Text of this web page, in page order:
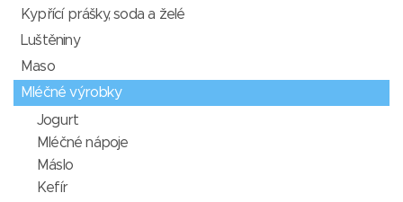
Kypřící prášky, soda a želé
Luštěniny
Maso
Mléčné výrobky
Jogurt
Mléčné nápoje
Máslo
Kefír